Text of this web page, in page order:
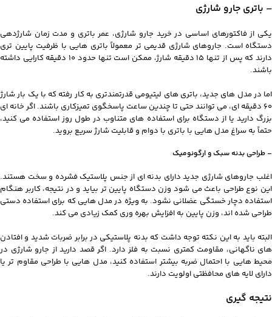
– باتری جارو شارژی
یکی از فاکتورهای اساسی در خرید جارو شارژی، عمر باتری و مدت زمان شارژدهی
دستگاه است. جاروهای شارژی قدیمی‌ تر معمولاً باتری‌ هایی با ظرفیت پایین‌ تری
دارند که پس از تنها 15 دقیقه شارژ، ممکن است تنها حدود 10 دقیقه کارایی داشته
باشند.
اما در مدل‌ های جدید، باتری‌ های لیتیومی قدرتمندتری به‌ کار رفته که با یک بار شارژ
60 دقیقه‌ ای، می‌ توانند حتی تا چندین ساعت پاسخگوی تمیزکاری باشند. اگر خانه‌ ای
بزرگ دارید یا از دستگاه برای استفاده‌ های متناوب در طول روز استفاده می‌ کنید،
حتماً به سراغ مدل‌ هایی با باتری با دوام و قابلیت شارژ سریع بروید.
– طراحی بدنه سبک و ارگونومیک
اغلب جاروهای شارژی جدید دارای بدنه‌ ای از جنس پلاستیک فشرده و سخت هستند.
این نوع طراحی باعث می‌ شود وزن دستگاه پایین‌ تر بیاید و در نتیجه، کاربر هنگام
استفاده دچار خستگی عضلانی نشود. به‌ ویژه در مدل‌ هایی که برای استفاده دستی
طراحی شده‌ اند، وزن پایین به افزایش بهره‌ وری کمک زیادی می‌ کند.
البته باید به این نکته توجه داشت که بدنه پلاستیکی در برابر ضربات شدید و افتادن‌
های ناگهانی، مقاومت کمتری نسبت به فلز دارد. اگر قصد دارید از جارو شارژی در
محیط‌ هایی با احتمال ضربه بیشتر استفاده کنید، مدل‌ هایی با طراحی مقاوم‌ تر یا
دارای لایه‌ های محافظتی اولویت دارند.
نتیجه‌ گیری